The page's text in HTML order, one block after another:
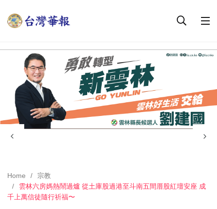
Home
宗教
雲林六房媽熱鬧過爐 從土庫股過港至斗南五間厝股紅壇安座 成
千上萬信徒隨行祈福〜